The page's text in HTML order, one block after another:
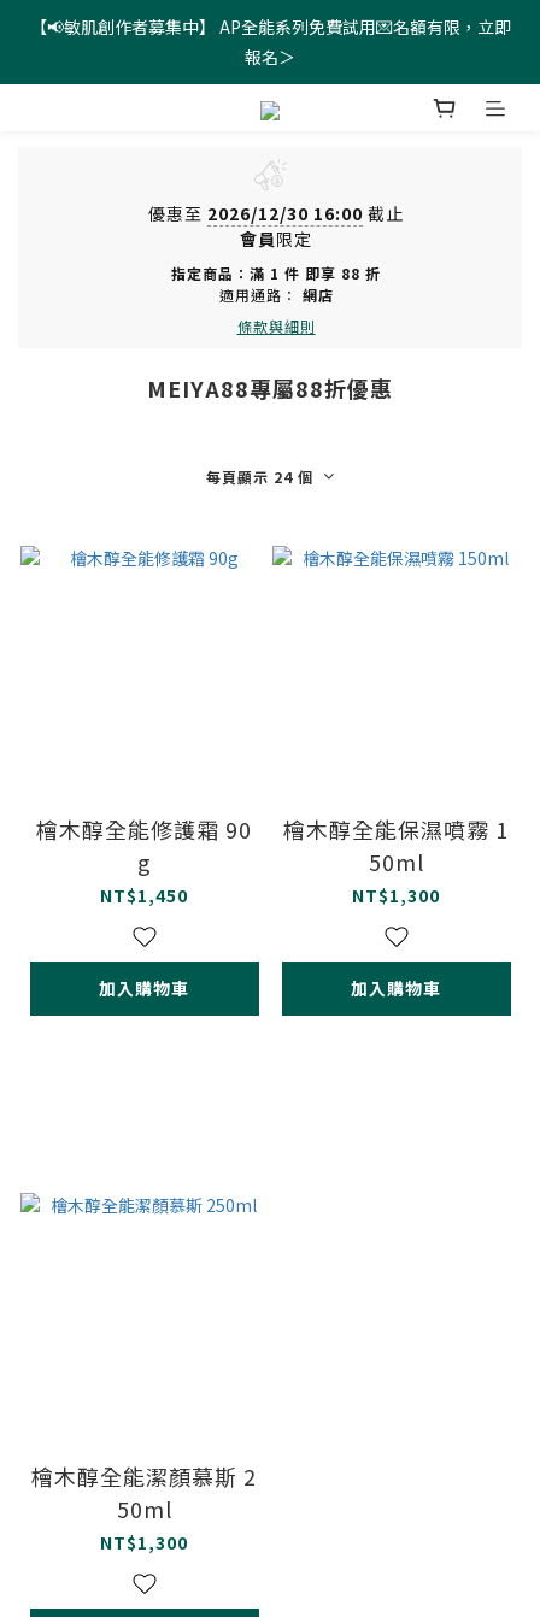
新會員招募中！新客註冊領首購9折優惠券＞
【📢敏肌創作者募集中】 AP全能系列免費試用💌名額有限，立即
報名＞
新會員招募中！新客註冊領首購9折優惠券＞
優惠至 2026/12/30 16:00 截止
會員限定
指定商品：滿 1 件 即享 88 折
適用通路： 網店
條款與細則
MEIYA88專屬88折優惠
每頁顯示 24 個
檜木醇全能修護霜 90
g
NT$1,450
加入購物車
檜木醇全能保濕噴霧 1
50ml
NT$1,300
加入購物車
檜木醇全能潔顏慕斯 2
50ml
NT$1,300